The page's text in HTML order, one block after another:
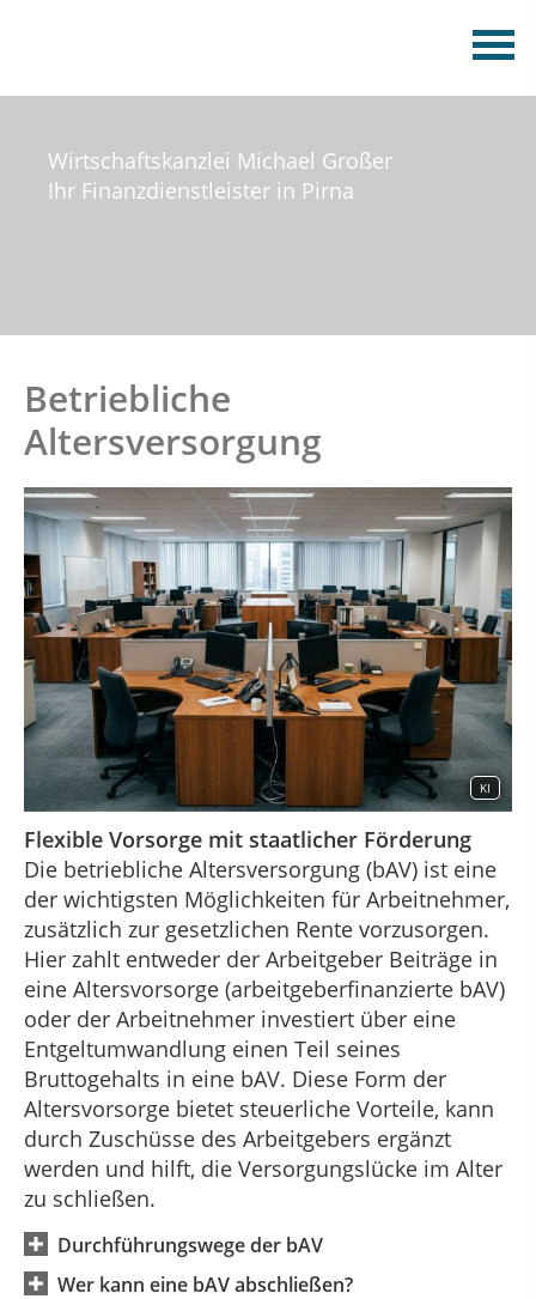
Wirtschaftskanzlei Michael Großer
Ihr Finanzdienstleister in Pirna
Betriebliche
Altersversorgung
KI
Flexible Vorsorge mit staatlicher Förderung
Die betriebliche Altersversorgung (bAV) ist eine
der wichtigsten Möglichkeiten für Arbeitnehmer,
zusätzlich zur gesetzlichen Rente vorzusorgen.
Hier zahlt entweder der Arbeitgeber Beiträge in
eine Altersvorsorge (arbeitgeberfinanzierte bAV)
oder der Arbeitnehmer investiert über eine
Entgeltumwandlung einen Teil seines
Bruttogehalts in eine bAV. Diese Form der
Altersvorsorge bietet steuerliche Vorteile, kann
durch Zuschüsse des Arbeitgebers ergänzt
werden und hilft, die Versorgungslücke im Alter
zu schließen.
Durchführungswege der bAV
Wer kann eine bAV abschließen?